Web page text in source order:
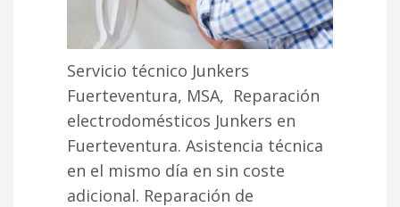
Servicio técnico Junkers
Fuerteventura, MSA, Reparación
electrodomésticos Junkers en
Fuerteventura. Asistencia técnica
en el mismo día en sin coste
adicional. Reparación de